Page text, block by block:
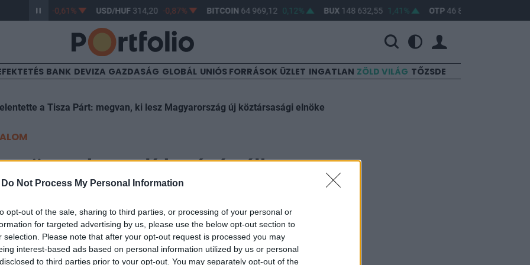
Do Not Process My Personal Information
opt-out of the sale, sharing to third parties, or processing of your personal or
for targeted advertising by us, please use the below opt-out section to
selection. Please note that after your opt-out request is processed you may
interest-based ads based on personal information utilized by us or personal
to third parties prior to your opt-out. You may separately opt-out of the
363,17 -0,61% USD/HUF314,20 -0,87% BITCOIN64 969,12 0,12% BUX148 632,55 1,41% OTP46 890
BANK DEVIZA GAZDASÁG GLOBÁL UNIÓS FORRÁSOK ÜZLET INGATLAN ZÖLD VILÁG TŐZSDE
a Tisza Párt: megvan, ki lesz Magyarország új köztársasági elnöke
összehasonlíthatóvá válhat a
a gázszámla